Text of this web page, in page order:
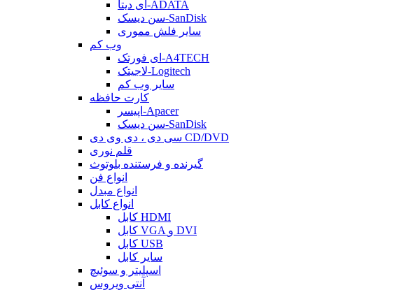
ای دیتا-ADATA
سن دیسک-SanDisk
سایر فلش مموری
وب کم
ای فورتک-A4TECH
لاجیتک-Logitech
سایر وب کم
کارت حافظه
اپیسر-Apacer
سن دیسک-SanDisk
سی دی ، دی وی دی CD/DVD
قلم نوری
گیرنده و فرستنده بلوتوث
انواع فن
انواع مبدل
انواع کابل
کابل HDMI
کابل VGA و DVI
کابل USB
سایر کابل
اسپلیتر و سوئیچ
آنتی ویروس